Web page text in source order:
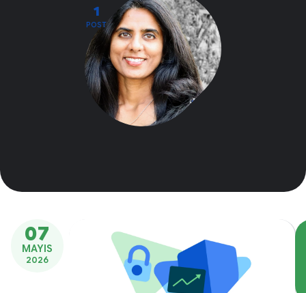
1
POST
07
MAYIS
2026